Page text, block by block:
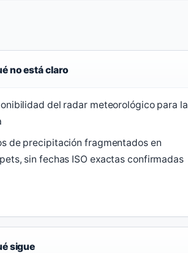
no está claro
del radar meteorológico para la
de precipitación fragmentados en
sin fechas ISO exactas confirmadas
sigue